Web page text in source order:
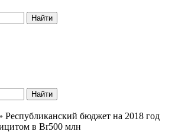
Найти
Найти
Республиканский бюджет на 2018 год
в Br500 млн